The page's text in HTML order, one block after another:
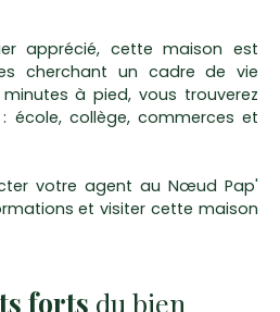
apprécié, cette maison est
cherchant un cadre de vie
à pied, vous trouverez
école, collège, commerces et
votre agent au Nœud Pap'
et visiter cette maison
forts du bien